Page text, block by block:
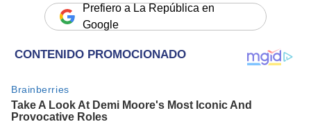
Prefiero a La República en
Google